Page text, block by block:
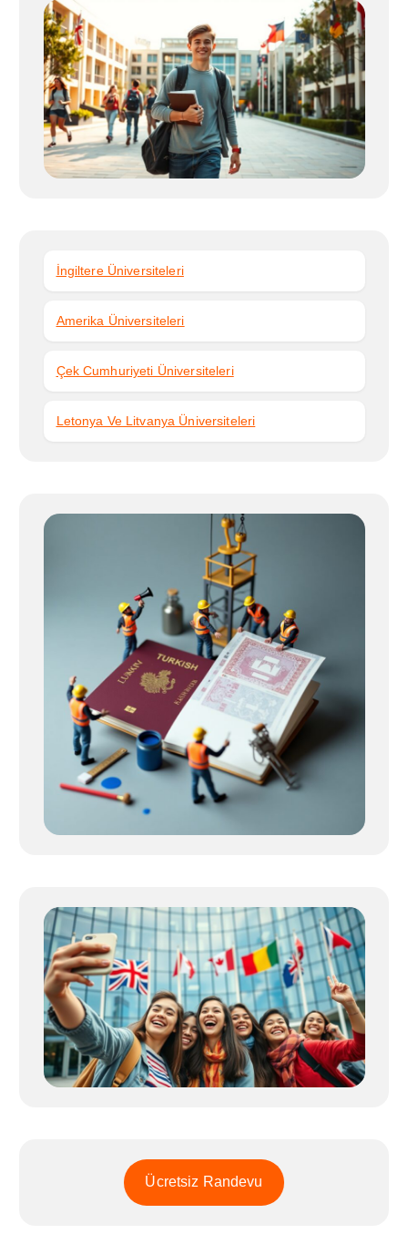
m
İngiltere Üniversiteleri
Amerika Üniversiteleri
Çek Cumhuriyeti Üniversiteleri
Letonya Ve Litvanya Üniversiteleri
Ücretsiz Randevu